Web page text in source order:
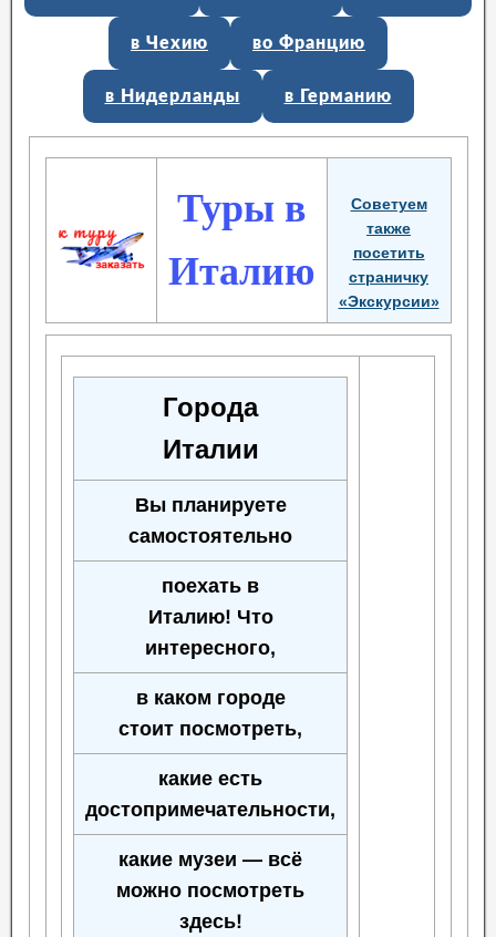
в Чехию во Францию
в Нидерланды в Германию
Туры в
Италию
Советуем
также
посетить
страничку
«Экскурсии»
Города
Италии
Вы планируете
самостоятельно
поехать в
Италию! Что
интересного,
в каком городе
стоит посмотреть,
какие есть
достопримечательности,
какие музеи — всё
можно посмотреть
здесь!